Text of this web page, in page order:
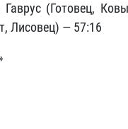
(Готовец,
Лисовец) — 57:16